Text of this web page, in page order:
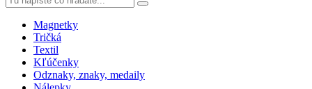
Magnetky
Tričká
Textil
Kľúčenky
Odznaky, znaky, medaily